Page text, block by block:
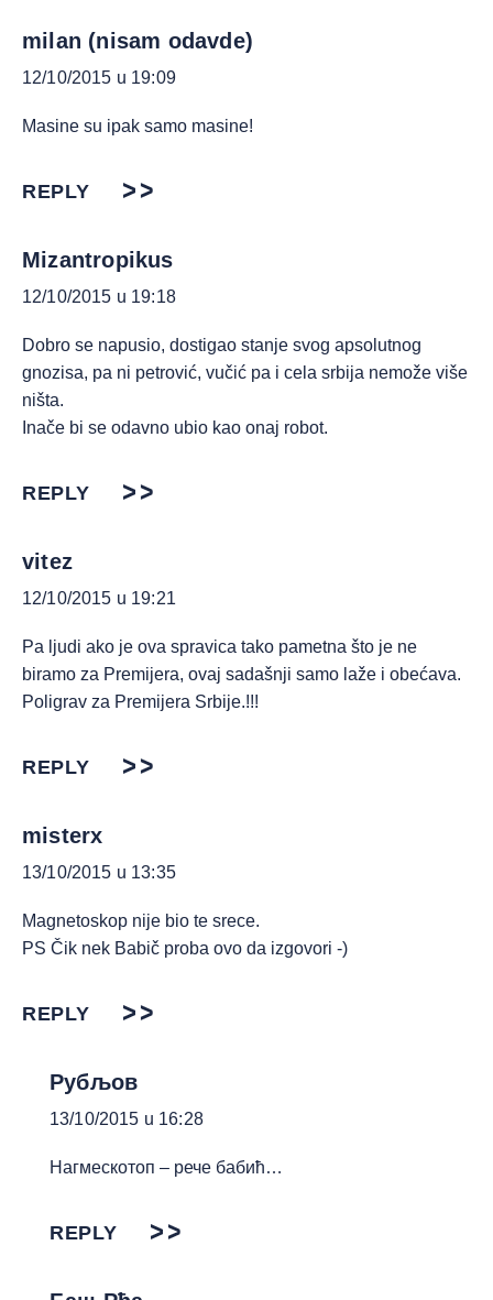
milan (nisam odavde)
12/10/2015 u 19:09
Masine su ipak samo masine!
REPLY
Mizantropikus
12/10/2015 u 19:18
Dobro se napusio, dostigao stanje svog apsolutnog
gnozisa, pa ni petrović, vučić pa i cela srbija nemože više
ništa.
Inače bi se odavno ubio kao onaj robot.
REPLY
vitez
12/10/2015 u 19:21
Pa ljudi ako je ova spravica tako pametna što je ne
biramo za Premijera, ovaj sadašnji samo laže i obećava.
Poligrav za Premijera Srbije.!!!
REPLY
misterx
13/10/2015 u 13:35
Magnetoskop nije bio te srece.
PS Čik nek Babič proba ovo da izgovori -)
REPLY
Рубљов
13/10/2015 u 16:28
Нагмескотоп – рече бабић…
REPLY